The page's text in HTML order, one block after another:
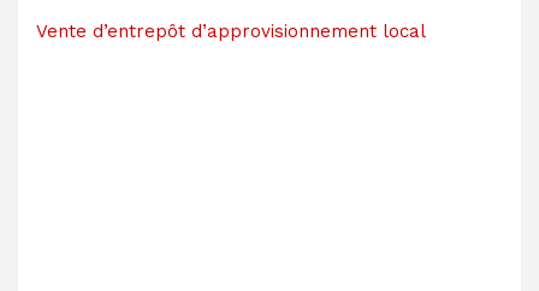
Vente d’entrepôt d’approvisionnement local